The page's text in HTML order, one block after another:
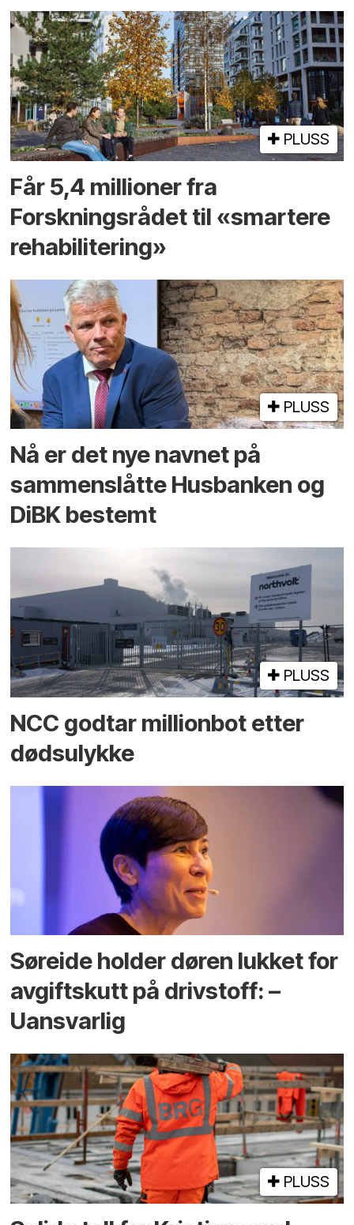
PLUSS
Får 5,4 millioner fra
Forskningsrådet til «smartere
rehabilitering»
PLUSS
Nå er det nye navnet på
sammenslåtte Husbanken og
DiBK bestemt
PLUSS
NCC godtar millionbot etter
dødsulykke
Søreide holder døren lukket for
avgiftskutt på drivstoff: –
Uansvarlig
PLUSS